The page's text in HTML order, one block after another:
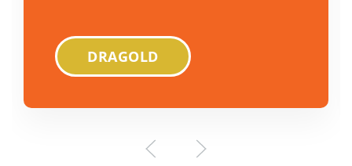
DRAGOLD